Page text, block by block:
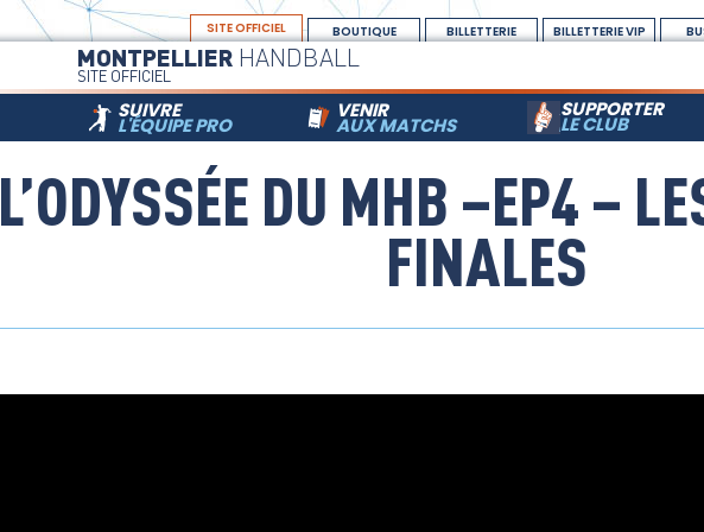
SITE OFFICIEL BOUTIQUE BILLETTERIE BILLETTERIE VIP
MONTPELLIER HANDBALL
SITE OFFICIEL
SUIVRE
L'ÉQUIPE PRO
VENIR
AUX MATCHS
SUPPORTER
LE CLUB
L’ODYSSÉE DU MHB –EP4 –
FINALES